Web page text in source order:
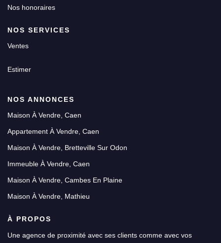
Nos honoraires
NOS SERVICES
Ventes
Estimer
NOS ANNONCES
Maison À Vendre, Caen
Appartement À Vendre, Caen
Maison À Vendre, Bretteville Sur Odon
Immeuble À Vendre, Caen
Maison À Vendre, Cambes En Plaine
Maison À Vendre, Mathieu
À PROPOS
Une agence de proximité avec ses clients comme avec vos